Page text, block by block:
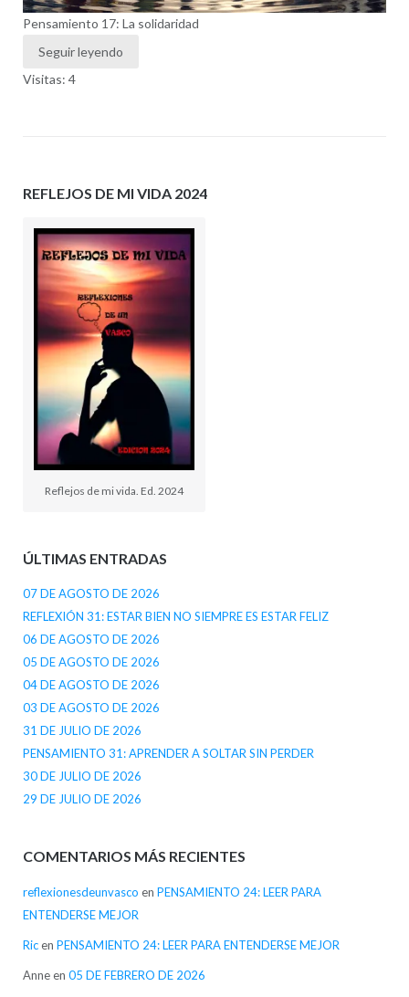
Pensamiento 17: La solidaridad
Seguir leyendo
Visitas: 4
REFLEJOS DE MI VIDA 2024
Reflejos de mi vida. Ed. 2024
ÚLTIMAS ENTRADAS
07 DE AGOSTO DE 2026
REFLEXIÓN 31: ESTAR BIEN NO SIEMPRE ES ESTAR FELIZ
06 DE AGOSTO DE 2026
05 DE AGOSTO DE 2026
04 DE AGOSTO DE 2026
03 DE AGOSTO DE 2026
31 DE JULIO DE 2026
PENSAMIENTO 31: APRENDER A SOLTAR SIN PERDER
30 DE JULIO DE 2026
29 DE JULIO DE 2026
COMENTARIOS MÁS RECIENTES
reflexionesdeunvasco en PENSAMIENTO 24: LEER PARA
ENTENDERSE MEJOR
Ricen PENSAMIENTO 24: LEER PARA ENTENDERSE MEJOR
Anneen 05 DE FEBRERO DE 2026